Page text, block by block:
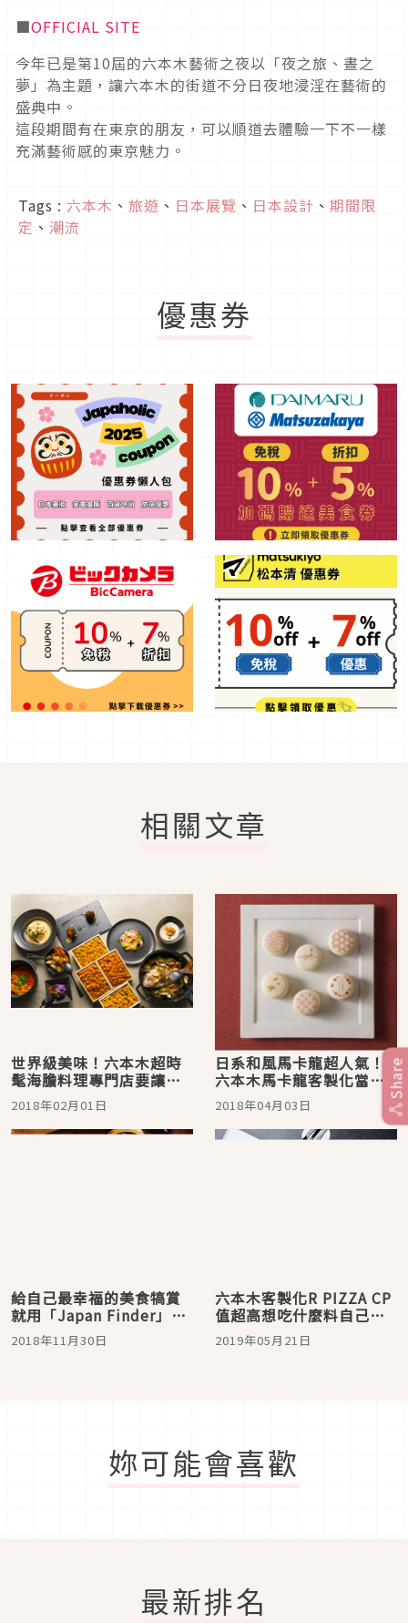
■OFFICIAL SITE
今年已是第10屆的六本木藝術之夜以「夜之旅、晝之
夢」為主題，讓六本木的街道不分日夜地浸淫在藝術的
盛典中。
這段期間有在東京的朋友，可以順道去體驗一下不一樣
充滿藝術感的東京魅力。
Tags : 六本木 、 旅遊 、 日本展覽 、 日本設計 、 期間限
定 、 潮流
優惠券
相關文章
世界級美味！六本木超時
髦海膽料理專門店要讓海
膽控們暴動啦！
2018年02月01日
日系和風馬卡龍超人氣！
六本木馬卡龍客製化當伴
手禮最可愛
2018年04月03日
給自己最幸福的美食犒賞
就用「Japan Finder」！
六本木進化系和食
「808TOKYO」篇
2018年11月30日
六本木客製化R PIZZA CP
值超高想吃什麼料自己
加！
2019年05月21日
妳可能會喜歡
最新排名
Share